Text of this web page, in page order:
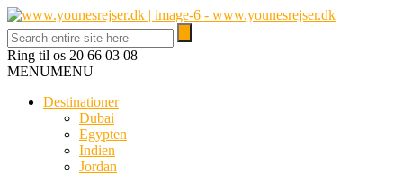
Ring til os 20 66 03 08
MENUMENU
Destinationer
Dubai
Egypten
Indien
Jordan